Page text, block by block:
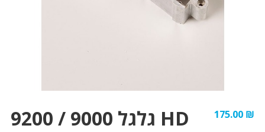
גלגל 9000 / 9200 HD 175.00 ₪